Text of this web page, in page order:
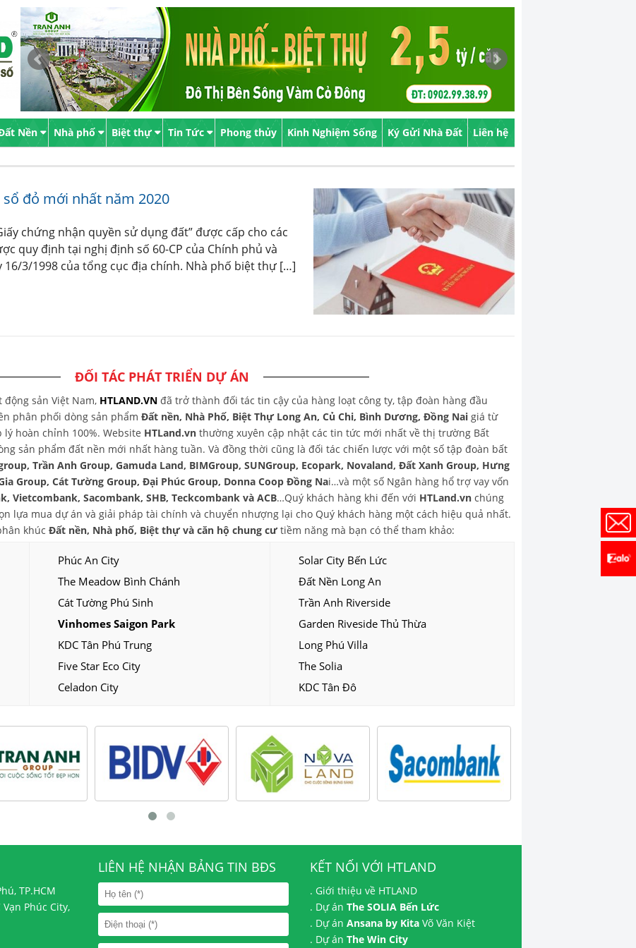
Nền Nhà phố Biệt thự Tin Tức Phong thủy Kinh Nghiệm Sống Ký Gửi Nhà Đất Liên hệ
đỏ mới nhất năm 2020
chứng nhận quyền sử dụng đất” được cấp cho các
quy định tại nghị định số 60-CP của Chính phủ và
16/3/1998 của tổng cục địa chính. Nhà phố biệt thự […]
ĐỐI TÁC PHÁT TRIỂN DỰ ÁN
sản Việt Nam, HTLAND.VN đã trở thành đối tác tin cậy của hàng loạt công ty, tập đoàn hàng đầu
phân phối dòng sản phẩm Đất nền, Nhà Phố, Biệt Thự Long An, Củ Chi, Bình Dương, Đồng Nai giá từ
hoàn chỉnh 100%. Website HTLand.vn thường xuyên cập nhật các tin tức mới nhất về thị trường Bất
sản phẩm đất nền mới nhất hàng tuần. Và đồng thời cũng là đối tác chiến lược với một số tập đoàn bất
Trần Anh Group, Gamuda Land, BIMGroup, SUNGroup, Ecopark, Novaland, Đất Xanh Group, Hưng
Group, Cát Tường Group, Đại Phúc Group, Donna Coop Đồng Nai…và một số Ngân hàng hổ trợ vay vốn
Vietcombank, Sacombank, SHB, Teckcombank và ACB…Quý khách hàng khi đến với HTLand.vn chúng
lựa mua dự án và giải pháp tài chính và chuyển nhượng lại cho Quý khách hàng một cách hiệu quả nhất.
khúc Đất nền, Nhà phố, Biệt thự và căn hộ chung cưtiềm năng mà bạn có thể tham khảo:
Phúc An City
The Meadow Bình Chánh
Cát Tường Phú Sinh
Vinhomes Saigon Park
KDC Tân Phú Trung
Five Star Eco City
Celadon City
Solar City Bến Lức
Đất Nền Long An
Trần Anh Riverside
Garden Riveside Thủ Thừa
Long Phú Villa
The Solia
KDC Tân Đô
TP.HCM
Phúc City,
LIÊN HỆ NHẬN BẢNG TIN BĐS KẾT NỐI VỚI HTLAND
. Giới thiệu về HTLAND
. Dự án The SOLIA Bến Lức
. Dự án Ansana by Kita Võ Văn Kiệt
. Dự án The Win City